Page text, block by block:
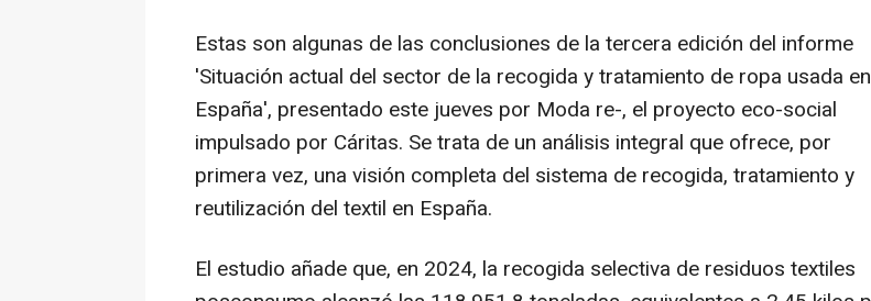
Estas son algunas de las conclusiones de la tercera edición del informe
'Situación actual del sector de la recogida y tratamiento de ropa usada en
España', presentado este jueves por Moda re-, el proyecto eco-social
impulsado por Cáritas. Se trata de un análisis integral que ofrece, por
primera vez, una visión completa del sistema de recogida, tratamiento y
reutilización del textil en España.
El estudio añade que, en 2024, la recogida selectiva de residuos textiles